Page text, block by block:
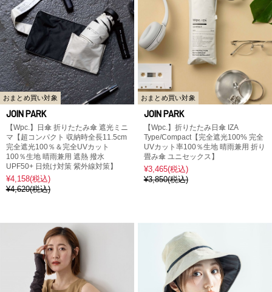
おまとめ買い対象
JOIN PARK
【Wpc.】日傘 折りたたみ傘 遮光ミニ
マ【超コンパクト 収納時全長11.5cm
完全遮光100％＆完全UVカット
100％生地 晴雨兼用 遮熱 撥水
UPF50+ 日焼け対策 紫外線対策】
¥4,158(税込)
¥4,620(税込)
おまとめ買い対象
JOIN PARK
【Wpc.】折りたたみ日傘 IZA
Type/Compact【完全遮光100% 完全
UVカット率100％生地 晴雨兼用 折り
畳み傘 ユニセックス】
¥3,465(税込)
¥3,850(税込)